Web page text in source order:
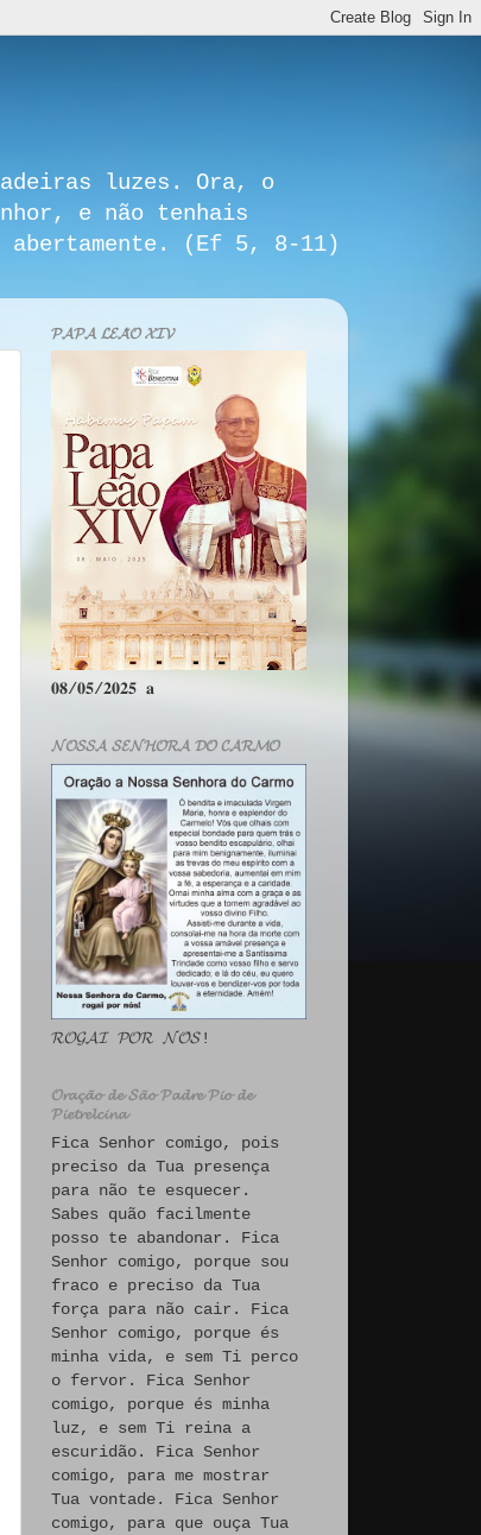
luzes. Ora, o
e não tenhais
(Ef 5, 8-11)
𝓟𝓐𝓟𝓐 𝓛𝓔𝓐̃𝓞 𝓧𝓘𝓥
𝟎𝟖/𝟎𝟓/𝟐𝟎𝟐𝟓 𝐚
𝓝𝓞𝓢𝓢𝓐 𝓢𝓔𝓝𝓗𝓞𝓡𝓐 𝓓𝓞 𝓒𝓐𝓡𝓜𝓞
𝓡𝓞𝓖𝓐𝓘 𝓟𝓞𝓡 𝓝𝓞́𝓢!
𝓞𝓻𝓪𝓬̧𝓪̃𝓸 𝓭𝓮 𝓢𝓪̃𝓸 𝓟𝓪𝓭𝓻𝓮 𝓟𝓲𝓸 𝓭𝓮
𝓟𝓲𝓮𝓽𝓻𝓮𝓵𝓬𝓲𝓷𝓪
Fica Senhor comigo, pois
preciso da Tua presença
para não te esquecer.
Sabes quão facilmente
posso te abandonar. Fica
Senhor comigo, porque sou
fraco e preciso da Tua
força para não cair. Fica
Senhor comigo, porque és
minha vida, e sem Ti perco
o fervor. Fica Senhor
comigo, porque és minha
luz, e sem Ti reina a
escuridão. Fica Senhor
comigo, para me mostrar
Tua vontade. Fica Senhor
comigo, para que ouça Tua